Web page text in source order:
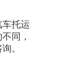
托运
同，
。